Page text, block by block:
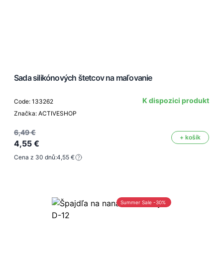
Sada silikónových štetcov na maľovanie
Code: 133262
Značka: ACTIVESHOP
K dispozici produkt
6,49 €
4,55 €
+ košík
Cena z 30 dnů:4,55 €
Summer Sale -30%